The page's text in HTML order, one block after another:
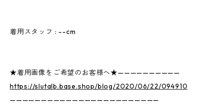
着用スタッフ : --cm
★着用画像をご希望のお客様へ★——————————
https://slutalb.base.shop/blog/2020/06/22/094910
————————————————————————